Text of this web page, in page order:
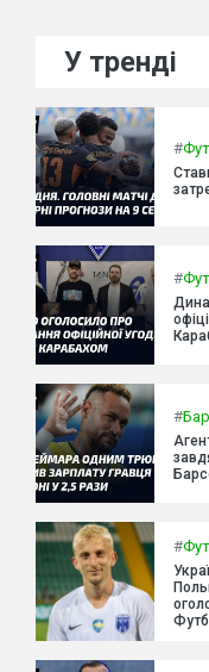
У тренді
#
#
#
#